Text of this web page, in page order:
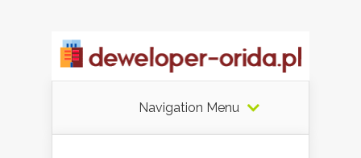
Navigation Menu